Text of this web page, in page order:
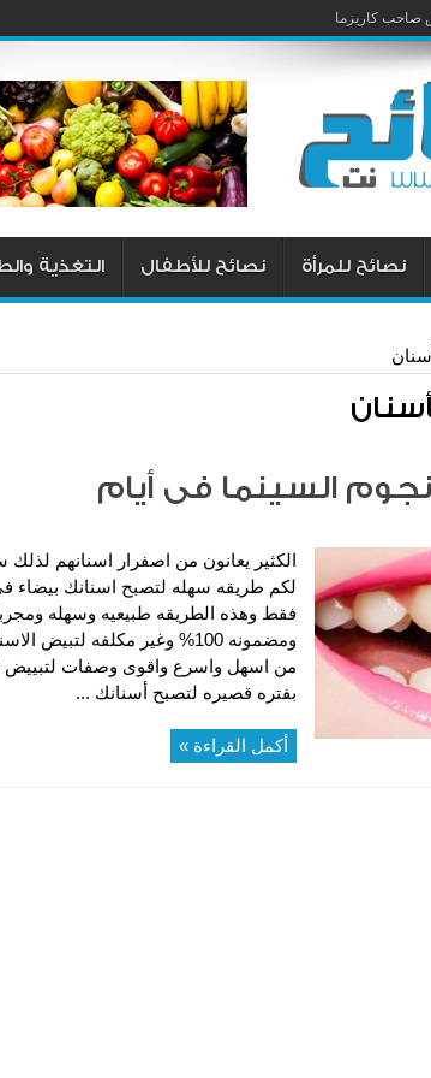
كاريزما
نصائح للمرأة نصائح للأطفال التغذية
السينما فى أيام
الكثير يعانون من اصفرار اسنانهم لذلك
فقط وهذه الطريقه طبيعيه وسهله
ومضمونه 100% وغير مكلفه لتبيض
من اسهل واسرع واقوى وصفات لتبييض
بفتره قصيره لتصبح أسنانك ...
أكمل القراءة »